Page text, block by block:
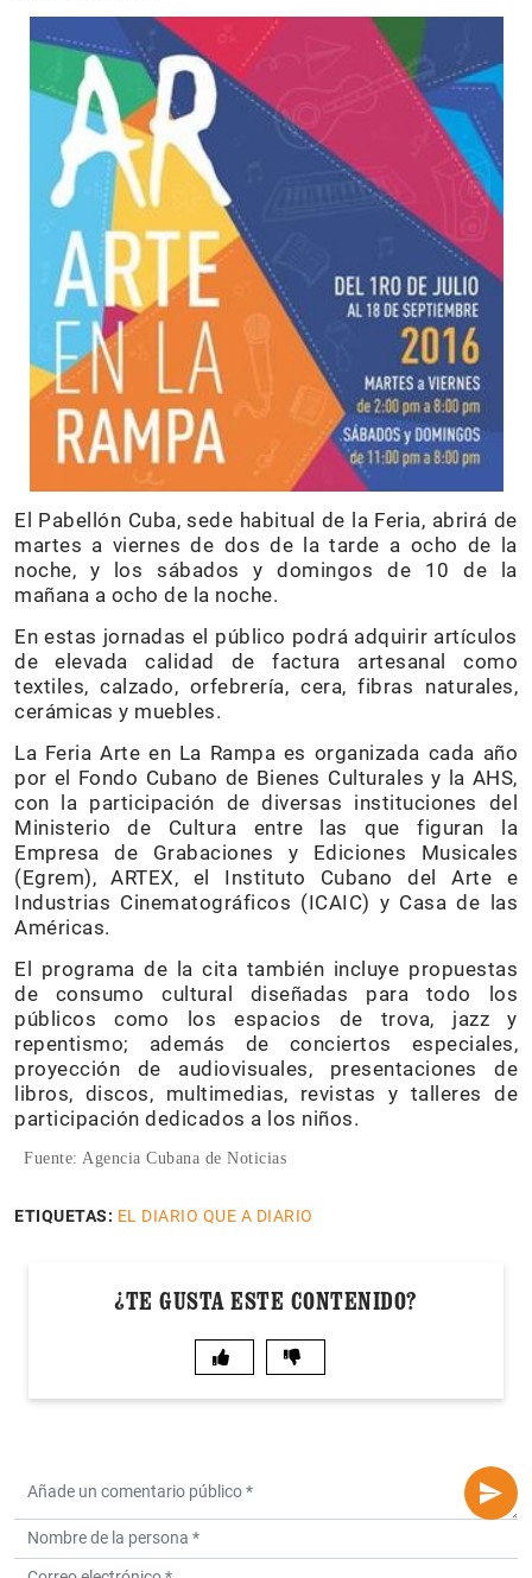
El Pabellón Cuba, sede habitual de la Feria, abrirá de
martes a viernes de dos de la tarde a ocho de la
noche, y los sábados y domingos de 10 de la
mañana a ocho de la noche.
En estas jornadas el público podrá adquirir artículos
de elevada calidad de factura artesanal como
textiles, calzado, orfebrería, cera, fibras naturales,
cerámicas y muebles.
La Feria Arte en La Rampa es organizada cada año
por el Fondo Cubano de Bienes Culturales y la AHS,
con la participación de diversas instituciones del
Ministerio de Cultura entre las que figuran la
Empresa de Grabaciones y Ediciones Musicales
(Egrem), ARTEX, el Instituto Cubano del Arte e
Industrias Cinematográficos (ICAIC) y Casa de las
Américas.
El programa de la cita también incluye propuestas
de consumo cultural diseñadas para todo los
públicos como los espacios de trova, jazz y
repentismo; además de conciertos especiales,
proyección de audiovisuales, presentaciones de
libros, discos, multimedias, revistas y talleres de
participación dedicados a los niños.
Fuente: Agencia Cubana de Noticias
ETIQUETAS: EL DIARIO QUE A DIARIO
¿TE GUSTA ESTE CONTENIDO?